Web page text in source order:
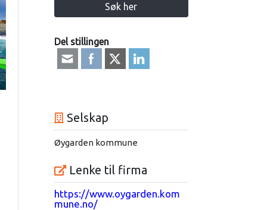
Søk her
Del stillingen
Selskap
Øygarden kommune
Lenke til firma
https://www.oygarden.kom
mune.no/